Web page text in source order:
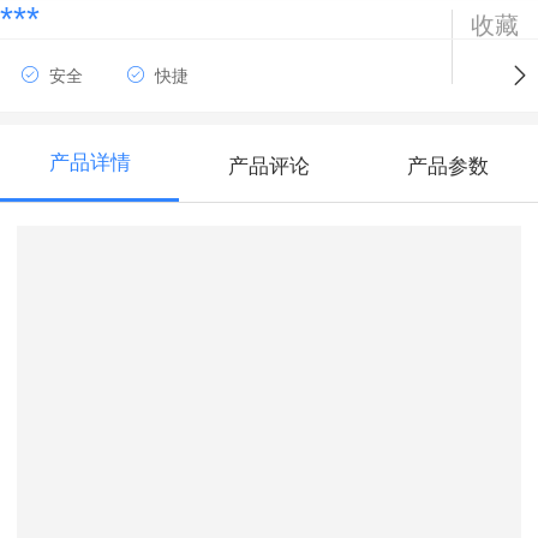
*** 收藏
安全 快捷
产品详情 产品评论 产品参数